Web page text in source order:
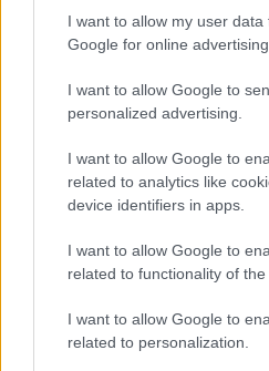
I want to allow my user data
Google for online
I want to allow Google to
personalized advertising.
I want to allow Google to
related to analytics like
device identifiers in apps.
I want to allow Google to
related to functionality of the
I want to allow Google to
related to personalization.
folyamatosan megjelenít
helyzetekbe kerül. A jó
Jupiter főisten. Második
számát a rendezői ötlet a
zseblámpára.
Szakácsit körüldongani az
Császár Angéla önirónikus
kezébe kaparintja a
György (bőrruhás vagány
vastagabban fogalmaz a
mulatságos és
kora előtt pop-együttesben
Erzsébet (Diana), Fazekas